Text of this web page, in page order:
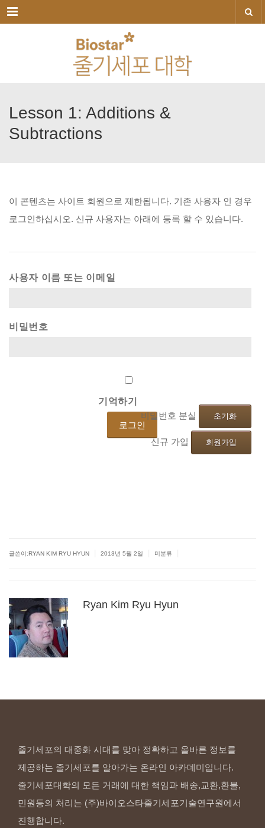
메뉴
Lesson 1: Additions &
Subtractions
이 콘텐츠는 사이트 회원으로 제한됩니다. 기존 사용자 인 경우
로그인하십시오. 신규 사용자는 아래에 등록 할 수 있습니다.
사용자 이름 또는 이메일
비밀번호
기억하기
비밀번호 분실 초기화
신규 가입 회원가입
글쓴이:RYAN KIM RYU HYUN 2013년 5월 2일 미분류
Ryan Kim Ryu Hyun
줄기세포의 대중화 시대를 맞아 정확하고 올바른 정보를
제공하는 줄기세포를 알아가는 온라인 아카데미입니다.
줄기세포대학의 모든 거래에 대한 책임과 배송,교환,환불,
민원등의 처리는 (주)바이오스타줄기세포기술연구원에서
진행합니다.